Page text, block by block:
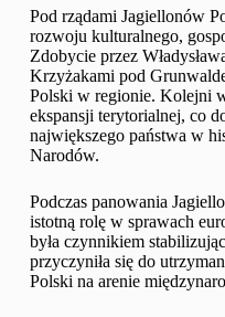
Pod rządami Jagiellonów
rozwoju kulturalnego,
Zdobycie przez
Krzyżakami pod
Polski w regionie. Kolejni
ekspansji terytorialnej, co
największego państwa w
Narodów.
Podczas panowania
istotną rolę w sprawach
była czynnikiem
przyczyniła się do
Polski na arenie